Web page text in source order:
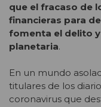
que el fracaso de
financieras para
fomenta el delito
planetaria.
En un mundo
titulares de los
coronavirus que